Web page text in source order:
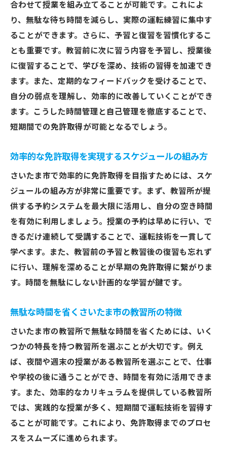
合わせて授業を組み立てることが可能です。これによ
り、無駄な待ち時間を減らし、実際の運転練習に集中す
ることができます。さらに、予習と復習を習慣化するこ
とも重要です。教習前に次に習う内容を予習し、授業後
に復習することで、学びを深め、技術の習得を加速でき
ます。また、定期的なフィードバックを受けることで、
自分の弱点を理解し、効率的に改善していくことができ
ます。こうした時間管理と自己管理を徹底することで、
短期間での免許取得が可能となるでしょう。
効率的な免許取得を実現するスケジュールの組み方
さいたま市で効率的に免許取得を目指すためには、スケ
ジュールの組み方が非常に重要です。まず、教習所が提
供する予約システムを最大限に活用し、自分の空き時間
を有効に利用しましょう。授業の予約は早めに行い、で
きるだけ連続して受講することで、運転技術を一貫して
学べます。また、教習前の予習と教習後の復習も忘れず
に行い、理解を深めることが早期の免許取得に繋がりま
す。時間を無駄にしない計画的な学習が鍵です。
無駄な時間を省くさいたま市の教習所の特徴
さいたま市の教習所で無駄な時間を省くためには、いく
つかの特長を持つ教習所を選ぶことが大切です。例え
ば、夜間や週末の授業がある教習所を選ぶことで、仕事
や学校の後に通うことができ、時間を有効に活用できま
す。また、効率的なカリキュラムを提供している教習所
では、実践的な授業が多く、短期間で運転技術を習得す
ることが可能です。これにより、免許取得までのプロセ
スをスムーズに進められます。